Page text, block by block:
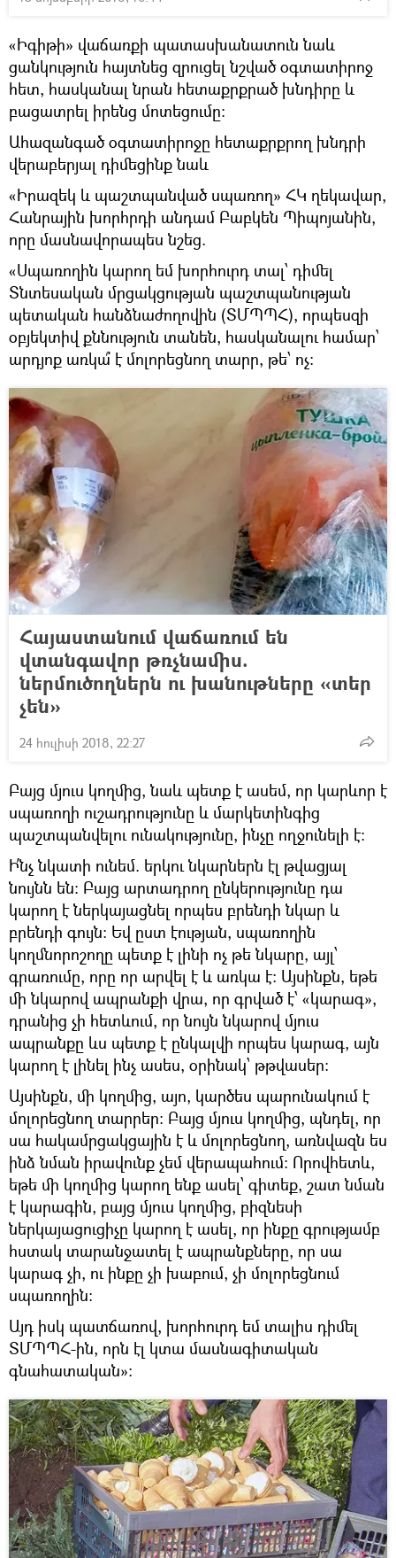
«Իգիթի» վաճառքի պատասխանատուն նաև
ցանկություն հայտնեց զրուցել նշված օգտատիրոջ
հետ, հասկանալ նրան հետաքրքրած խնդիրը և
բացատրել իրենց մոտեցումը:
Ահազանգած օգտատիրոջը հետաքրքրող խնդրի
վերաբերյալ դիմեցինք նաև
«Իրազեկ և պաշտպանված սպառող» ՀԿ ղեկավար,
Հանրային խորհրդի անդամ Բաբկեն Պիպոյանին,
որը մասնավորապես նշեց.
«Սպառողին կարող եմ խորհուրդ տալ՝ դիմել
Տնտեսական մրցակցության պաշտպանության
պետական հանձնաժողովին (ՏՄՊՊՀ), որպեսզի
օբյեկտիվ քննություն տանեն, հասկանալու համար՝
արդյոք առկա՞ է մոլորեցնող տարր, թե՝ ոչ:
Հայաստանում վաճառում են
վտանգավոր թռչնամիս.
ներմուծողներն ու խանութները «տեր
չեն»
24 հուլիսի 2018, 22:27
Բայց մյուս կողմից, նաև պետք է ասեմ, որ կարևոր է
սպառողի ուշադրությունը և մարկետինգից
պաշտպանվելու ունակությունը, ինչը ողջունելի է:
Ի՛նչ նկատի ունեմ. երկու նկարներն էլ թվացյալ
նույնն են: Բայց արտադրող ընկերությունը դա
կարող է ներկայացնել որպես բրենդի նկար և
բրենդի գույն: Եվ ըստ էության, սպառողին
կողմնորոշողը պետք է լինի ոչ թե նկարը, այլ՝
գրառումը, որը որ արվել է և առկա է: Այսինքն, եթե
մի նկարով ապրանքի վրա, որ գրված է՝ «կարագ»,
դրանից չի հետևում, որ նույն նկարով մյուս
ապրանքը ևս պետք է ընկալվի որպես կարագ, այն
կարող է լինել ինչ ասես, օրինակ՝ թթվասեր:
Այսինքն, մի կողմից, այո, կարծես պարունակում է
մոլորեցնող տարրեր: Բայց մյուս կողմից, պնդել, որ
սա հակամրցակցային է և մոլորեցնող, առնվազն ես
ինձ նման իրավունք չեմ վերապահում: Որովհետև,
եթե մի կողմից կարող ենք ասել՝ գիտեք, շատ նման
է կարագին, բայց մյուս կողմից, բիզնեսի
ներկայացուցիչը կարող է ասել, որ ինքը գրությամբ
հստակ տարանջատել է ապրանքները, որ սա
կարագ չի, ու ինքը չի խաբում, չի մոլորեցնում
սպառողին:
Այդ իսկ պատճառով, խորհուրդ եմ տալիս դիմել
ՏՄՊՊՀ-ին, որն էլ կտա մասնագիտական
գնահատական»: